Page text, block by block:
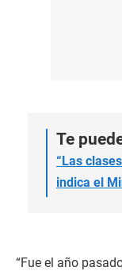
Te
“Las
indica el
“Fue el año